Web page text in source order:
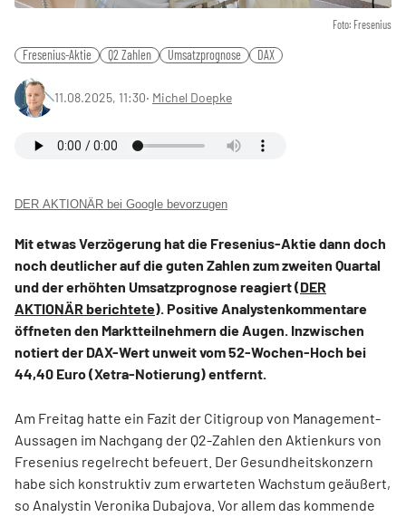
Foto: Fresenius
Fresenius-Aktie Q2 Zahlen Umsatzprognose DAX
11.08.2025, 11:30‧ Michel Doepke
DER AKTIONÄR bei Google bevorzugen
Mit etwas Verzögerung hat die Fresenius-Aktie dann doch
noch deutlicher auf die guten Zahlen zum zweiten Quartal
und der erhöhten Umsatzprognose reagiert (DER
AKTIONÄR berichtete). Positive Analystenkommentare
öffneten den Marktteilnehmern die Augen. Inzwischen
notiert der DAX-Wert unweit vom 52-Wochen-Hoch bei
44,40 Euro (Xetra-Notierung) entfernt.
Am Freitag hatte ein Fazit der Citigroup von Management-
Aussagen im Nachgang der Q2-Zahlen den Aktienkurs von
Fresenius regelrecht befeuert. Der Gesundheitskonzern
habe sich konstruktiv zum erwarteten Wachstum geäußert,
so Analystin Veronika Dubajova. Vor allem das kommende